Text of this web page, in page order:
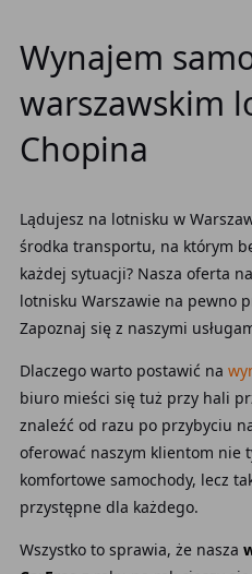
Wynajem
warszawskim
Chopina
Lądujesz na lotnisku w
środka transportu, na którym
każdej sytuacji? Nasza oferta na
lotnisku Warszawie na pewno
Zapoznaj się z naszymi
Dlaczego warto postawić na
biuro mieści się tuż przy hali
znaleźć od razu po przybyciu
oferować naszym klientom nie
komfortowe samochody, lecz
przystępne dla każdego.
Wszystko to sprawia, że nasza